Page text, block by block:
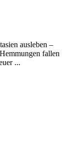
ausleben –
fallen
...